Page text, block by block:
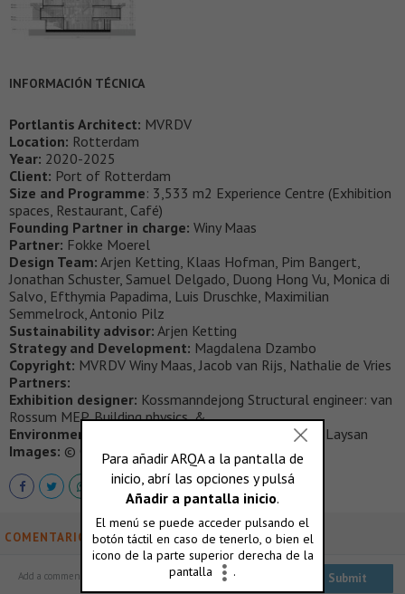
INFORMACIÓN TÉCNICA
Portlantis Architect: MVRDV
Location: Rotterdam
Year: 2020-2025
Client: Port of Rotterdam
Size and Programme: 3,533 m2 Experience Centre (Exhibition
spaces, Restaurant, Café)
Founding Partner in charge: Winy Maas
Partner: Fokke Moerel
Design Team: Arjen Ketting, Klaas Hofman, Pim Bangert,
Jonathan Schuster, Samuel Delgado, Duong Hong Vu, Monica di
Salvo, Efthymia Papadima, Luis Druschke, Maximilian
Semmelrock, Antonio Pilz
Sustainability advisor: Arjen Ketting
Strategy and Development: Magdalena Dzambo
Copyright: MVRDV Winy Maas, Jacob van Rijs, Nathalie de Vries
Partners:
Exhibition designer: Kossmanndejong Structural engineer: van
Rossum MEP, Building physics, &
Environmental Advisor:
Nelissen Cost calculation: Laysan
Images: © Ossip van Duivenbode
COMENTARIOS